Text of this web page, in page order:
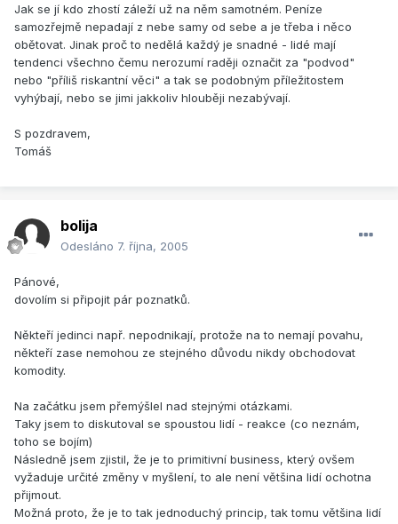
Jak se jí kdo zhostí záleží už na něm samotném. Peníze
samozřejmě nepadají z nebe samy od sebe a je třeba i něco
obětovat. Jinak proč to nedělá každý je snadné - lidé mají
tendenci všechno čemu nerozumí raději označit za "podvod"
nebo "příliš riskantní věci" a tak se podobným příležitostem
vyhýbají, nebo se jimi jakkoliv hlouběji nezabývají.
S pozdravem,
Tomáš
bolija
Odesláno 7. října, 2005
Pánové,
dovolím si připojit pár poznatků.
Někteří jedinci např. nepodnikají, protože na to nemají povahu,
někteří zase nemohou ze stejného důvodu nikdy obchodovat
komodity.
Na začátku jsem přemýšlel nad stejnými otázkami.
Taky jsem to diskutoval se spoustou lidí - reakce (co neznám,
toho se bojím)
Následně jsem zjistil, že je to primitivní business, který ovšem
vyžaduje určité změny v myšlení, to ale není většina lidí ochotna
přijmout.
Možná proto, že je to tak jednoduchý princip, tak tomu většina lidí